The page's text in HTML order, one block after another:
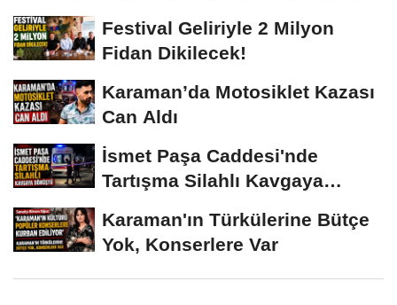
Festival Geliriyle 2 Milyon
Fidan Dikilecek!
Karaman’da Motosiklet Kazası
Can Aldı
İsmet Paşa Caddesi'nde
Tartışma Silahlı Kavgaya
Karaman'ın Türkülerine Bütçe
Yok, Konserlere Var